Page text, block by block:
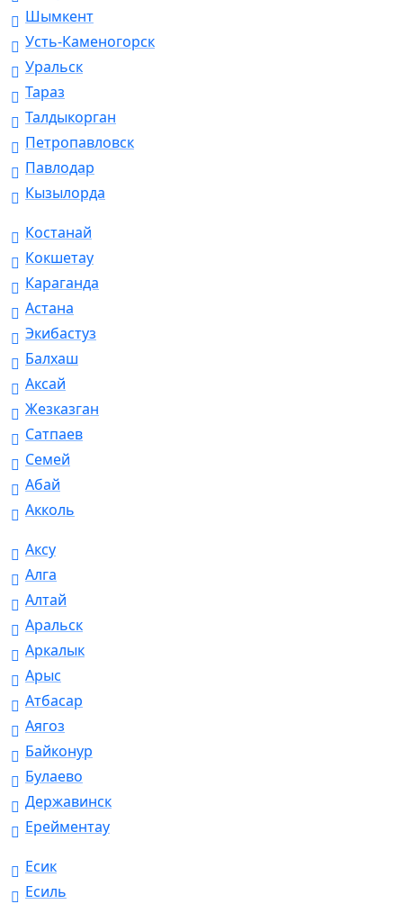
Шымкент
Усть-Каменогорск
Уральск
Тараз
Талдыкорган
Петропавловск
Павлодар
Кызылорда
Костанай
Кокшетау
Караганда
Астана
Экибастуз
Балхаш
Аксай
Жезказган
Сатпаев
Семей
Абай
Акколь
Аксу
Алга
Алтай
Аральск
Аркалык
Арыс
Атбасар
Аягоз
Байконур
Булаево
Державинск
Ерейментау
Есик
Есиль